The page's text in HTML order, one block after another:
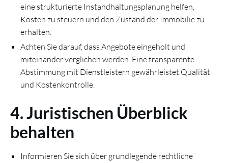
eine strukturierte Instandhaltungsplanung helfen,
Kosten zu steuern und den Zustand der Immobilie zu
erhalten.
Achten Sie darauf, dass Angebote eingeholt und
miteinander verglichen werden. Eine transparente
Abstimmung mit Dienstleistern gewährleistet Qualität
und Kostenkontrolle.
4. Juristischen Überblick
behalten
Informieren Sie sich über grundlegende rechtliche